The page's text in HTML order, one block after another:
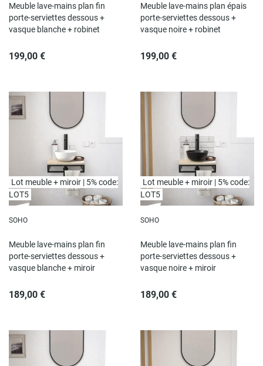
Meuble lave-mains plan fin
porte-serviettes dessous +
vasque blanche + robinet
199,00 €
Meuble lave-mains plan épais
porte-serviettes dessous +
vasque noire + robinet
199,00 €
SOHO
Meuble lave-mains plan fin
porte-serviettes dessous +
vasque blanche + miroir
189,00 €
Lot meuble + miroir | 5% code:
LOT5
SOHO
Meuble lave-mains plan fin
porte-serviettes dessous +
vasque noire + miroir
189,00 €
Lot meuble + miroir | 5% code:
LOT5